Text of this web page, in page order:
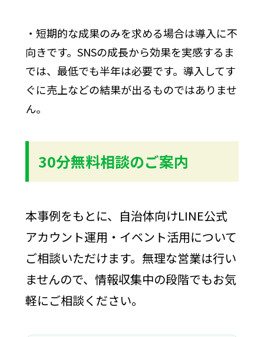
・短期的な成果のみを求める場合は導入に不
向きです。SNSの成長から効果を実感するま
では、最低でも半年は必要です。導入してす
ぐに売上などの結果が出るものではありませ
ん。
30分無料相談のご案内
本事例をもとに、自治体向けLINE公式
アカウント運用・イベント活用について
ご相談いただけます。無理な営業は行い
ませんので、情報収集中の段階でもお気
軽にご相談ください。